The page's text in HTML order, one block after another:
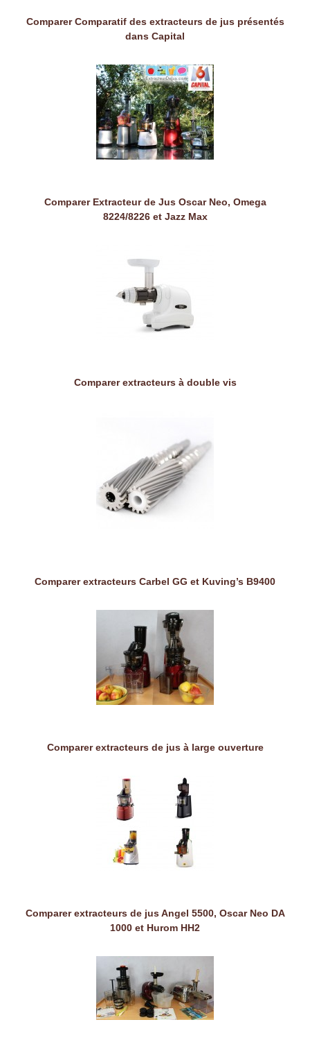
Comparer Comparatif des extracteurs de jus présentés
dans Capital
Comparer Extracteur de Jus Oscar Neo, Omega
8224/8226 et Jazz Max
Comparer extracteurs à double vis
Comparer extracteurs Carbel GG et Kuving’s B9400
Comparer extracteurs de jus à large ouverture
Comparer extracteurs de jus Angel 5500, Oscar Neo DA
1000 et Hurom HH2